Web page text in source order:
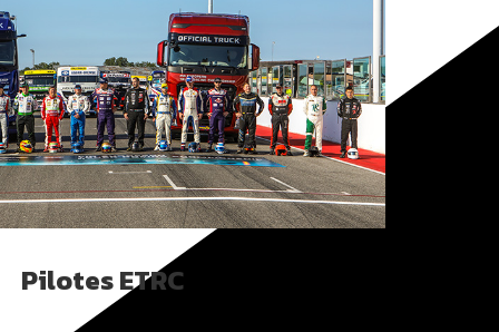
Pilotes ETRC